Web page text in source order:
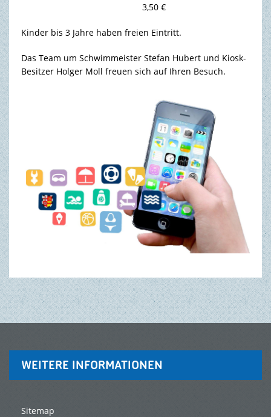
3,50 €
Kinder bis 3 Jahre haben freien Eintritt.
Das Team um Schwimmeister Stefan Hubert und Kiosk-
Besitzer Holger Moll freuen sich auf Ihren Besuch.
WEITERE INFORMATIONEN
Sitemap